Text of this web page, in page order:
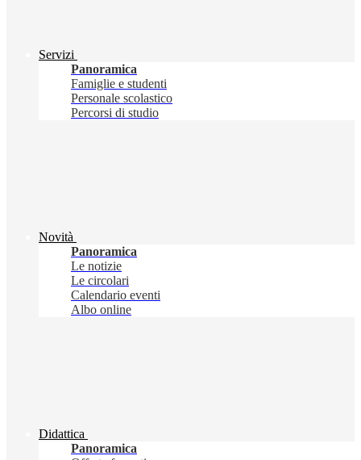
Servizi
Panoramica
Famiglie e studenti
Personale scolastico
Percorsi di studio
Novità
Panoramica
Le notizie
Le circolari
Calendario eventi
Albo online
Didattica
Panoramica